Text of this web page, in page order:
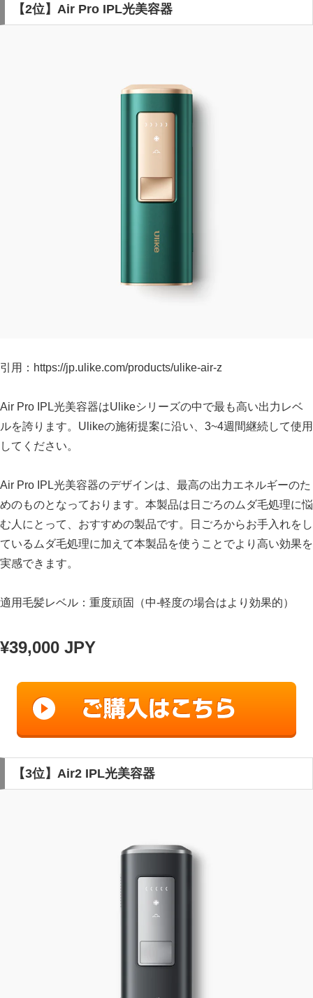
【2位】Air Pro IPL光美容器
引用：https://jp.ulike.com/products/ulike-air-z
Air Pro IPL光美容器はUlikeシリーズの中で最も高い出力レベ
ルを誇ります。 Ulikeの施術提案に沿い、3~4週間継続して使用
してください。
Air Pro IPL光美容器のデザインは、最高の出力エネルギーのた
めのものとなっております。本製品は日ごろのムダ毛処理に悩
む人にとって、おすすめの製品です。日ごろからお手入れをし
ているムダ毛処理に加えて本製品を使うことでより高い効果を
実感できます。
適用毛髪レベル：重度頑固（中‐軽度の場合はより効果的）
¥39,000 JPY
【3位】Air2 IPL光美容器